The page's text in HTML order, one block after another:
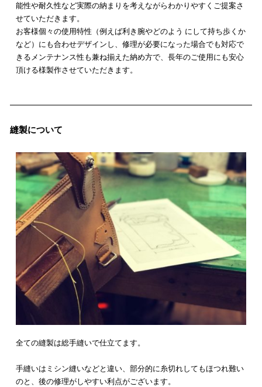
能性や耐久性など実際の納まりを考えながらわかりやすくご提案さ
せていただきます。
お客様個々の使用特性（例えば利き腕やどのよう にして持ち歩くか
など）にも合わせデザインし、修理が必要になった場合でも対応で
きるメンテナンス性も兼ね揃えた納め方で、長年のご使用にも安心
頂ける様製作させていただきます。
縫製について
全ての縫製は総手縫いで仕立てます。
手縫いはミシン縫いなどと違い、部分的に糸切れしてもほつれ難い
のと、後の修理がしやすい利点がございます。